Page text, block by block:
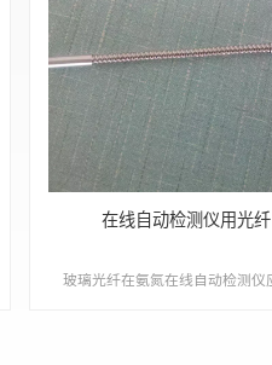
在线自动检测仪用光纤